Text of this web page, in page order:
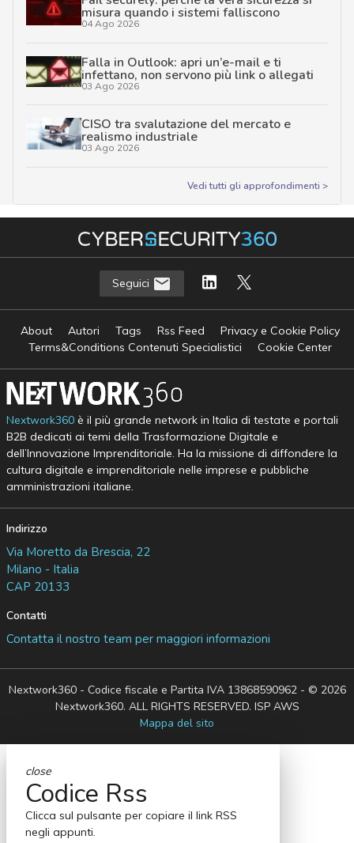
misura quando i sistemi falliscono
04 Ago 2026
Falla in Outlook: apri un’e-mail e ti
infettano, non servono più link o allegati
03 Ago 2026
CISO tra svalutazione del mercato e
realismo industriale
03 Ago 2026
Vedi tutti gli approfondimenti >
Seguici
About Autori Tags Rss Feed
Privacy e Cookie Policy
Terms&Conditions Contenuti Specialistici
Cookie Center
Nextwork360è il più grande network in Italia di testate e portali
B2B dedicati ai temi della Trasformazione Digitale e
dell’Innovazione Imprenditoriale. Ha la missione di diffondere la
cultura digitale e imprenditoriale nelle imprese e pubbliche
amministrazioni italiane.
Indirizzo
Via Moretto da Brescia, 22
Milano - Italia
CAP 20133
Contatti
Contatta il nostro team per maggiori informazioni
Nextwork360 - Codice fiscale e Partita IVA 13868590962 - © 2026
Nextwork360. ALL RIGHTS RESERVED. ISP AWS
Mappa del sito
close
Codice Rss
Clicca sul pulsante per copiare il link RSS
negli appunti.